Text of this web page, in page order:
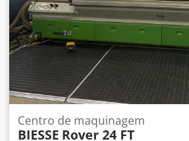
Centro de maquinagem
BIESSE Rover 24 FT